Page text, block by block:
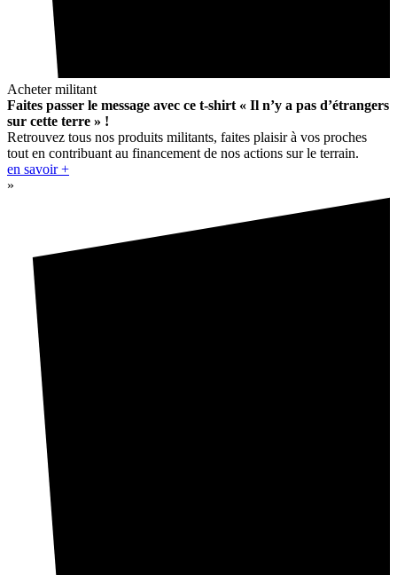
Acheter militant
Faites passer le message avec ce t-shirt « Il n’y a pas d’étrangers
sur cette terre » !
Retrouvez tous nos produits militants, faites plaisir à vos proches
tout en contribuant au financement de nos actions sur le terrain.
en savoir +
»